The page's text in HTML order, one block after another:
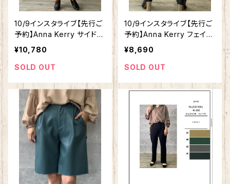
10/9インスタライブ【先行ご
予約】Anna Kerry サイドス
リットカラーテーパードパン
ツ 56213605
¥10,780
SOLD OUT
10/9インスタライブ【先行ご
予約】Anna Kerry フェイク
レザーレギンス 56213611
¥8,690
SOLD OUT